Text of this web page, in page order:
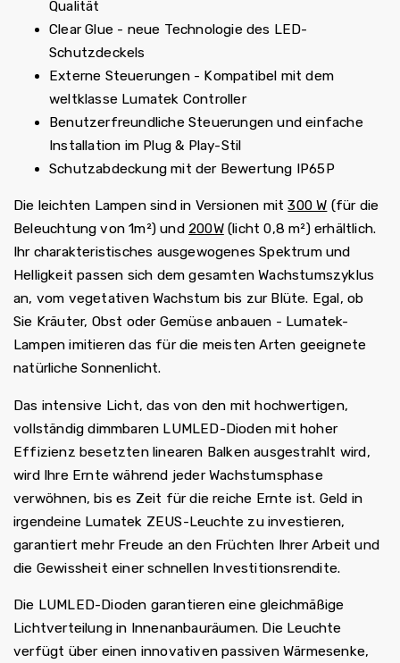
Qualität
Clear Glue - neue Technologie des LED-
Schutzdeckels
Externe Steuerungen - Kompatibel mit dem
weltklasse Lumatek Controller
Benutzerfreundliche Steuerungen und einfache
Installation im Plug & Play-Stil
Schutzabdeckung mit der Bewertung IP65P
Die leichten Lampen sind in Versionen mit300 W (für die
Beleuchtung von 1m²) und 200W(licht 0,8 m²) erhältlich.
Ihr charakteristisches ausgewogenes Spektrum und
Helligkeit passen sich dem gesamten Wachstumszyklus
an, vom vegetativen Wachstum bis zur Blüte. Egal, ob
Sie Kräuter, Obst oder Gemüse anbauen - Lumatek-
Lampen imitieren das für die meisten Arten geeignete
natürliche Sonnenlicht.
Das intensive Licht, das von den mit hochwertigen,
vollständig dimmbaren LUMLED-Dioden mit hoher
Effizienz besetzten linearen Balken ausgestrahlt wird,
wird Ihre Ernte während jeder Wachstumsphase
verwöhnen, bis es Zeit für die reiche Ernte ist. Geld in
irgendeine Lumatek ZEUS-Leuchte zu investieren,
garantiert mehr Freude an den Früchten Ihrer Arbeit und
die Gewissheit einer schnellen Investitionsrendite.
Die LUMLED-Dioden garantieren eine gleichmäßige
Lichtverteilung in Innenanbauräumen. Die Leuchte
verfügt über einen innovativen passiven Wärmesenke,